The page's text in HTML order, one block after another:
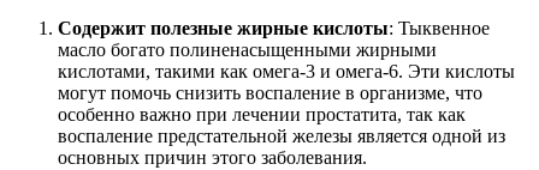
Содержит полезные жирные кислоты: Тыквенное
масло богато полиненасыщенными жирными
кислотами, такими как омега-3 и омега-6. Эти кислоты
могут помочь снизить воспаление в организме, что
особенно важно при лечении простатита, так как
воспаление предстательной железы является одной из
основных причин этого заболевания.